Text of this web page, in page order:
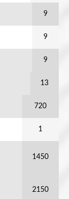
9
9
9
13
720
1
1450
2150